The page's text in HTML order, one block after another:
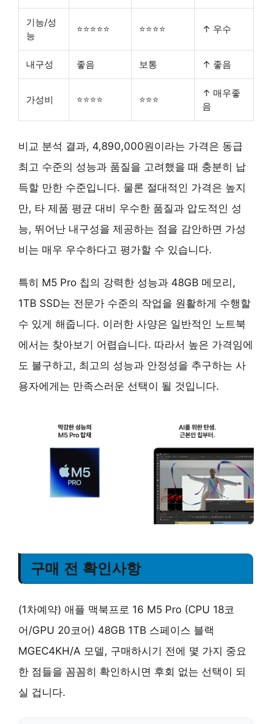
기능/성
능
⭐⭐⭐⭐⭐ ⭐⭐⭐⭐ ↑ 우수
내구성 좋음 보통 ↑ 좋음
가성비 ⭐⭐⭐⭐ ⭐⭐⭐
↑ 매우좋
음
비교 분석 결과, 4,890,000원이라는 가격은 동급
최고 수준의 성능과 품질을 고려했을 때 충분히 납
득할 만한 수준입니다. 물론 절대적인 가격은 높지
만, 타 제품 평균 대비 우수한 품질과 압도적인 성
능, 뛰어난 내구성을 제공하는 점을 감안하면 가성
비는 매우 우수하다고 평가할 수 있습니다.
특히 M5 Pro 칩의 강력한 성능과 48GB 메모리,
1TB SSD는 전문가 수준의 작업을 원활하게 수행할
수 있게 해줍니다. 이러한 사양은 일반적인 노트북
에서는 찾아보기 어렵습니다. 따라서 높은 가격임에
도 불구하고, 최고의 성능과 안정성을 추구하는 사
용자에게는 만족스러운 선택이 될 것입니다.
구매 전 확인사항
(1차예약) 애플 맥북프로 16 M5 Pro (CPU 18코
어/GPU 20코어) 48GB 1TB 스페이스 블랙
MGEC4KH/A 모델, 구매하시기 전에 몇 가지 중요
한 점들을 꼼꼼히 확인하시면 후회 없는 선택이 되
실 겁니다.